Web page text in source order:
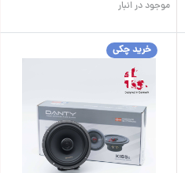
موجود در انبار
خرید چکی